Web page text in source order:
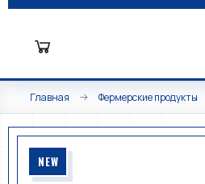
Главная Фермерские продукты
NEW